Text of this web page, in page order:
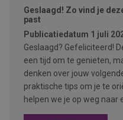
Geslaagd! Zo vind je
past
Publicatiedatum 1 juli
Geslaagd? Gefeliciteerd!
een tijd om te genieten,
denken over jouw
praktische tips om je te
helpen we je op weg naar